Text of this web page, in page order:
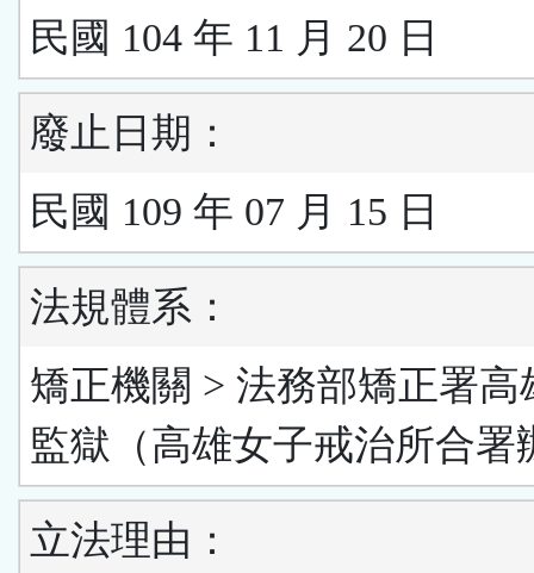
民國 104 年 11 月 20 日
廢止日期：
民國 109 年 07 月 15 日
法規體系：
矯正機關 > 法務部矯正署高
監獄（高雄女子戒治所合署
立法理由：